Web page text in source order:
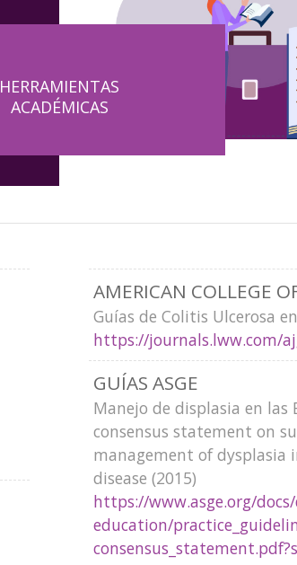
HERRAMIENTAS
ACADÉMICAS
AMERICAN COLLEGE
Guías de Colitis Ulcerosa
https://journals.lww.com/
GUÍAS ASGE
Manejo de displasia en las
consensus statement on
management of dysplasia
disease (2015)
https://www.asge.org/
education/